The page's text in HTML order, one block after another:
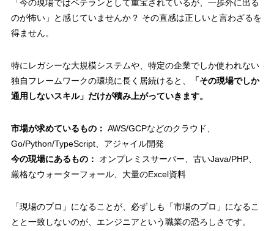
「今の現場ではベテランとして重宝されているが、一歩外に出る
のが怖い」と感じていませんか？ その直感は正しいと言わざるを
得ません。
特にレガシーな大規模システムや、特定の企業でしか使われない
独自フレームワークの環境に長く居続けると、
「その現場でしか
通用しないスキル」だけが積み上がっていきます。
市場が求めているもの： AWS/GCPなどのクラウド、
Go/Python/TypeScript、アジャイル開発
今の現場にあるもの：
オンプレミスサーバー、古いJava/PHP、
厳格なウォーターフォール、大量のExcel資料
「現場のプロ」になることが、必ずしも「市場のプロ」になるこ
とと一致しないのが、エンジニアという職業の恐ろしさです。